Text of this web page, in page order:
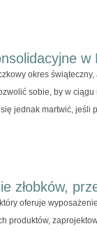
w
okres
sobie, by w
jednak martwić, jeśli
złobków,
oferuje
produktów,